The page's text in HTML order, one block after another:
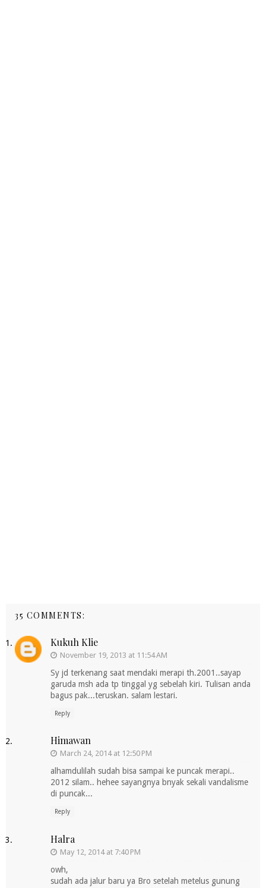
35 COMMENTS:
Kukuh Klie
November 19, 2013 at 11:54 AM
Sy jd terkenang saat mendaki merapi th.2001..sayap
garuda msh ada tp tinggal yg sebelah kiri. Tulisan anda
bagus pak...teruskan. salam lestari.
Reply
Himawan
March 24, 2014 at 12:50 PM
alhamdulilah sudah bisa sampai ke puncak merapi..
2012 silam.. hehee sayangnya bnyak sekali vandalisme
di puncak...
Reply
Halra
May 12, 2014 at 7:40 PM
owh,
sudah ada jalur baru ya Bro setelah metelus gunung